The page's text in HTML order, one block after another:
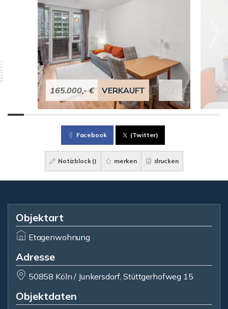
165.000,- € VERKAUFT
Facebook (Twitter)
Notizblock () merken drucken
Objektart
Etagenwohnung
Adresse
50858 Köln / Junkersdorf, Stüttgerhofweg 15
Objektdaten